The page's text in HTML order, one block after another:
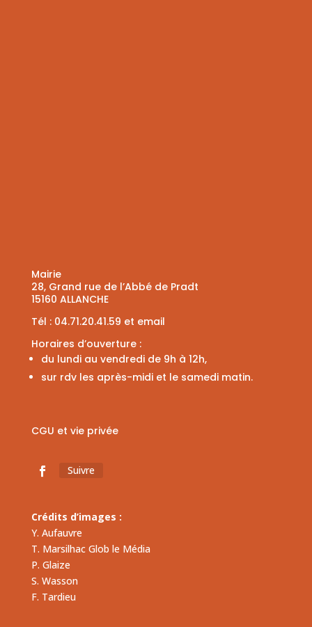
Mairie
28, Grand rue de l’Abbé de Pradt
15160 ALLANCHE
Tél : 04.71.20.41.59 et email
Horaires d’ouverture :
du lundi au vendredi de 9h à 12h,
sur rdv les après-midi et le samedi matin.
CGU et vie privée
Suivre
Crédits d’images :
Y. Aufauvre
T. Marsilhac Glob le Média
P. Glaize
S. Wasson
F. Tardieu